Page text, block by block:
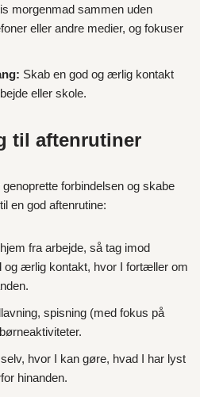
morgenmad sammen uden
eller andre medier, og fokuser
Skab en god og ærlig kontakt
eller skole.
til aftenrutiner
forbindelsen og skabe
en god aftenrutine:
fra arbejde, så tag imod
og ærlig kontakt, hvor I fortæller om
spisning (med fokus på
hvor I kan gøre, hvad I har lyst
hinanden.